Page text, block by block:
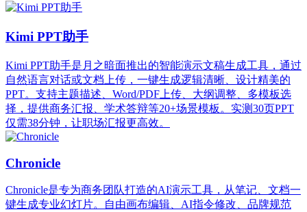
Kimi PPT助手
Kimi PPT助手是月之暗面推出的智能演示文稿生成工具，通过
自然语言对话或文档上传，一键生成逻辑清晰、设计精美的
PPT。支持主题描述、Word/PDF上传、大纲调整、多模板选
择，提供商务汇报、学术答辩等20+场景模板。实测30页PPT
仅需38分钟，让职场汇报更高效。
Chronicle
Chronicle是专为商务团队打造的AI演示工具，从笔记、文档一
键生成专业幻灯片。自由画布编辑、AI指令修改、品牌规范